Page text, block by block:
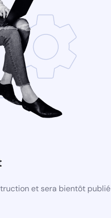
et sera bientôt publié